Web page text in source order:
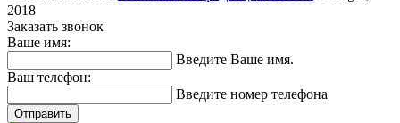
2018
Заказать звонок
Ваше имя:
Введите Ваше имя.
Ваш телефон:
Введите номер телефона
Отправить